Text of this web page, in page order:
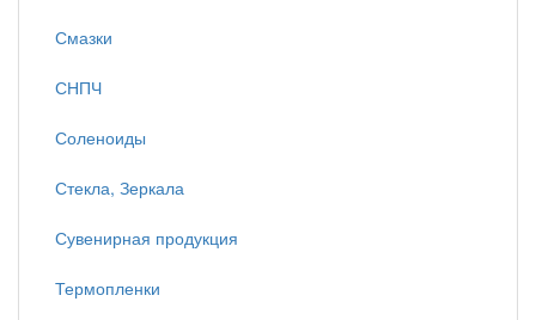
Смазки
СНПЧ
Соленоиды
Стекла, Зеркала
Сувенирная продукция
Термопленки